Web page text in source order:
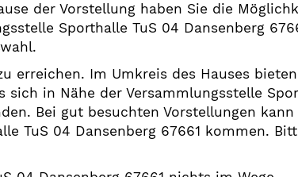
der Vorstellung haben Sie die
Sporthalle TuS 04 Dansenberg
erreichen. Im Umkreis des Hauses
in Nähe der Versammlungsstelle
Bei gut besuchten Vorstellungen kann
TuS 04 Dansenberg 67661 kommen.